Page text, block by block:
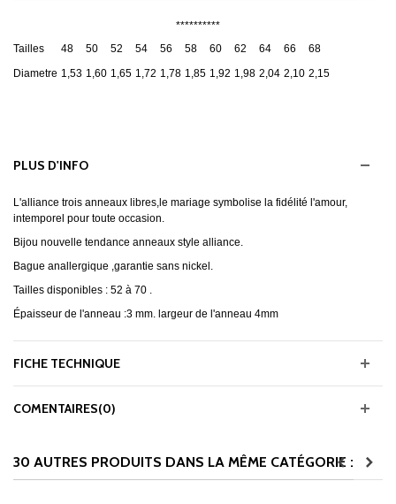
**********
Tailles
48 50 52 54 56 58 60 62 64 66
68
Diametre 1,53 1,60 1,65 1,72 1,78 1,85 1,92 1,98 2,04 2,10 2,15
PLUS D'INFO
L'alliance trois anneaux libres,le mariage symbolise la fidélité l'amour,
intemporel pour toute occasion.
Bijou nouvelle tendance anneaux style alliance.
Bague anallergique ,garantie sans nickel.
Tailles disponibles : 52 à 70 .
Épaisseur de l'anneau :3 mm. largeur de l'anneau 4mm
FICHE TECHNIQUE
COMENTAIRES(0)
30 AUTRES PRODUITS DANS LA MÊME CATÉGORIE :